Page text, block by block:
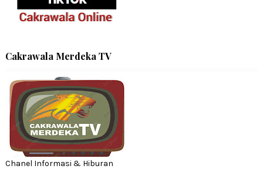
Cakrawala Merdeka TV
Chanel Informasi & Hiburan